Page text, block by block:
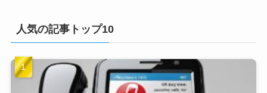
人気の記事トップ10